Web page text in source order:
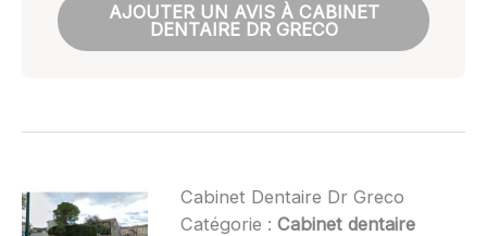
AJOUTER UN AVIS À CABINET
DENTAIRE DR GRECO
Cabinet Dentaire Dr Greco
Catégorie : Cabinet dentaire